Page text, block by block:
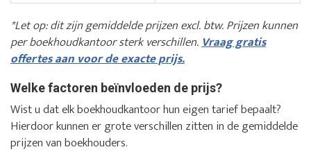
*Let op: dit zijn gemiddelde prijzen excl. btw. Prijzen kunnen
per boekhoudkantoor sterk verschillen.Vraag gratis
offertes aan voor de exacte prijs.
Welke factoren beïnvloeden de prijs?
Wist u dat elk boekhoudkantoor hun eigen tarief bepaalt?
Hierdoor kunnen er grote verschillen zitten in de gemiddelde
prijzen van boekhouders.